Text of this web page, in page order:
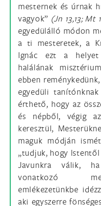
mesternek és úrnak
vagyok” (Jn 13,13; Mt
egyedülálló módon
a ti mesteretek, a
Ignác ezt a helyet
halálának
ebben
egyedüli
érthető, hogy az
és népből, végig
keresztül,
maguk módján
„tudjuk, hogy
Javunkra válik,
vonatkozó
emlékezetünkbe
aki egyszerre